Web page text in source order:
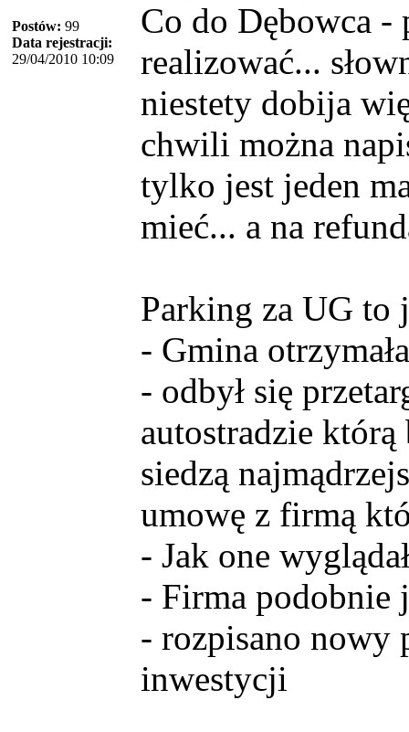
Postów: 99
Data rejestracji:
29/04/2010 10:09
Co do Dębowca -
realizować...
niestety dobija
chwili można
tylko jest jeden
mieć... a na
Parking za UG to
- Gmina
- odbył się
autostradzie
siedzą
umowę z firmą
- Jak one
- Firma podobnie
- rozpisano nowy
inwestycji